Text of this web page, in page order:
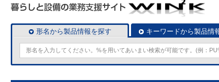
形名から製品情報を探す キーワードから製品情